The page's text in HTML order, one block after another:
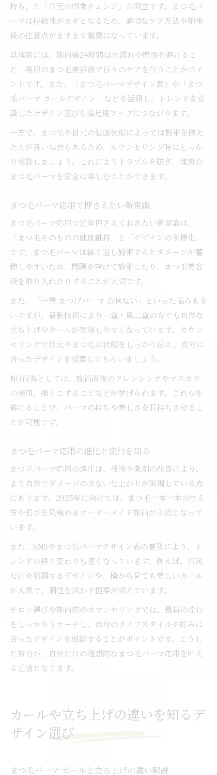
持ち」と「目元の印象チェンジ」の両立です。まつ毛パ
ーマは持続性がカギとなるため、適切なケア方法や施術
後の注意点がますます重要になっています。
具体的には、施術後24時間は水濡れや摩擦を避けるこ
と、専用のまつ毛美容液で日々のケアを行うことがポイ
ントです。また、「まつ毛パーマデザイン表」や「まつ
毛パーマ カールデザイン」などを活用し、トレンドを意
識したデザイン選びも満足度アップにつながります。
一方で、まつ毛や目元の健康状態によっては施術を控え
た方が良い場合もあるため、カウンセリング時にしっか
り相談しましょう。これによりトラブルを防ぎ、理想の
まつ毛パーマを安全に楽しむことができます。
まつ毛パーマ応用で押さえたい新常識
まつ毛パーマ応用で近年押さえておきたい新常識は、
「まつ毛そのものの健康維持」と「デザインの多様化」
です。まつ毛パーマは繰り返し施術するとダメージが蓄
積しやすいため、間隔を空けて施術したり、まつ毛美容
液を取り入れたりすることが大切です。
また、「一重 まつげパーマ 意味ない」といった悩みも多
いですが、最新技術により一重・奥二重の方でも自然な
立ち上げやカールが実現しやすくなっています。カウン
セリングで目元やまつ毛の状態をしっかり伝え、自分に
合ったデザインを提案してもらいましょう。
NG行為としては、施術直後のクレンジングやマスカラ
の使用、強くこすることなどが挙げられます。これらを
避けることで、パーマの持ちや美しさを長持ちさせるこ
とが可能です。
まつ毛パーマ応用の進化と流行を知る
まつ毛パーマ応用の進化は、技術や薬剤の改良により、
より自然でダメージの少ない仕上がりが実現している点
にあります。2025年に向けては、まつ毛一本一本の生え
方や長さを見極めるオーダーメイド施術が主流となって
います。
また、SNSやまつ毛パーマデザイン表の普及により、ト
レンドの移り変わりも速くなっています。例えば、目尻
だけを強調するデザインや、横から見ても美しいカール
が人気で、個性を活かす提案が増えています。
サロン選びや施術前のカウンセリングでは、最新の流行
をしっかりリサーチし、自分のライフスタイルや好みに
合ったデザインを相談することがポイントです。こうし
た努力が、自分だけの理想的なまつ毛パーマ応用を叶え
る近道となります。
カールや立ち上げの違いを知るデ
ザイン選び
まつ毛パーマ カールと立ち上げの違い解説